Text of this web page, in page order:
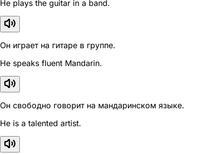
He plays the guitar in a band.
Он играет на гитаре в группе.
He speaks fluent Mandarin.
Он свободно говорит на мандаринском языке.
He is a talented artist.